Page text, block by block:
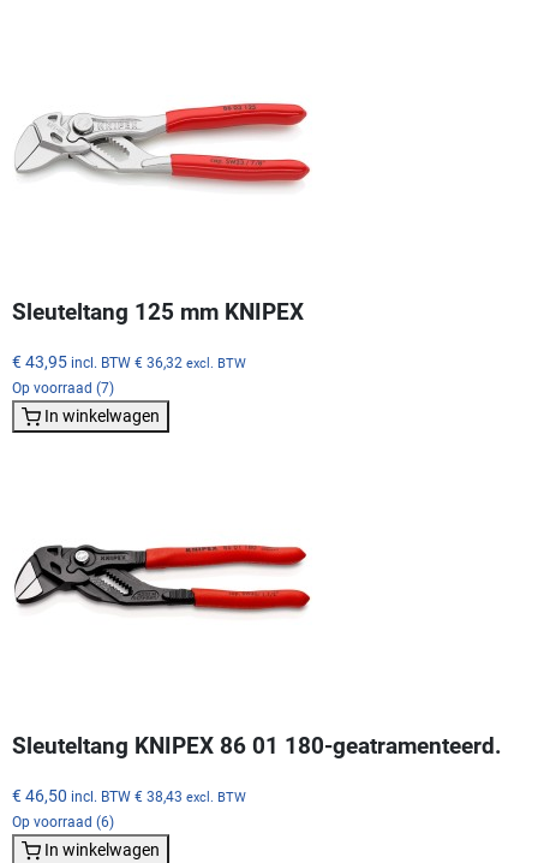
Sleuteltang 125 mm KNIPEX
€ 43,95 incl. BTW € 36,32 excl. BTW
Op voorraad (7)
In winkelwagen
Sleuteltang KNIPEX 86 01 180-geatramenteerd.
€ 46,50 incl. BTW € 38,43 excl. BTW
Op voorraad (6)
In winkelwagen